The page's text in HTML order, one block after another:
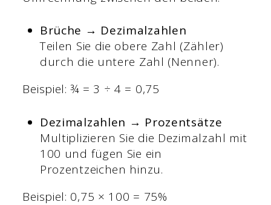
Brüche → Dezimalzahlen
Teilen Sie die obere Zahl (Zähler)
durch die untere Zahl (Nenner).
Beispiel: ¾ = 3 ÷ 4 = 0,75
Dezimalzahlen → Prozentsätze
Multiplizieren Sie die Dezimalzahl mit
100 und fügen Sie ein
Prozentzeichen hinzu.
Beispiel: 0,75 × 100 = 75%